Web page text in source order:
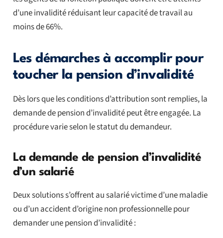
d’une invalidité réduisant leur capacité de travail au
moins de 66%.
Les démarches à accomplir pour
toucher la pension d’invalidité
Dès lors que les conditions d’attribution sont remplies, la
demande de pension d’invalidité peut être engagée. La
procédure varie selon le statut du demandeur.
La demande de pension d’invalidité
d’un salarié
Deux solutions s’offrent au salarié victime d’une maladie
ou d’un accident d’origine non professionnelle pour
demander une pension d’invalidité :